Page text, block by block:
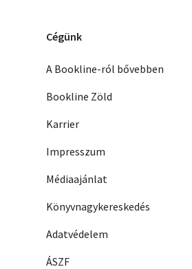
Cégünk
A Bookline-ról bővebben
Bookline Zöld
Karrier
Impresszum
Médiaajánlat
Könyvnagykereskedés
Adatvédelem
ÁSZF